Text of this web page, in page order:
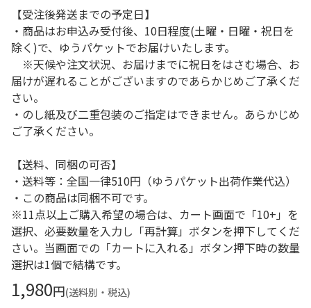
【受注後発送までの予定日】
・商品はお申込み受付後、10日程度(土曜・日曜・祝日を
除く)で、ゆうパケットでお届けいたします。
※天候や注文状況、お届けまでに祝日をはさむ場合、お
届けが遅れることがございますのであらかじめご了承くだ
さい。
・のし紙及び二重包装のご指定はできません。あらかじめ
ご了承ください。
【送料、同梱の可否】
・送料等：全国一律510円（ゆうパケット出荷作業代込）
・この商品は同梱不可です。
※11点以上ご購入希望の場合は、カート画面で「10+」を
選択、必要数量を入力し「再計算」ボタンを押下してくだ
さい。当画面での「カートに入れる」ボタン押下時の数量
選択は1個で結構です。
1,980円(送料別・税込)